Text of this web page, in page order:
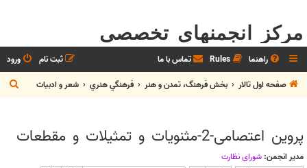
مرکز انجمنهای تخصصی
راهنما Rules تماس با ما ورود
ثبت نام
صفحه اول تالار
بخش فرهنگ، تمدن و هنر فرهنگي هنري شعر و ادبيات
س
پروین اعتصامی-2-مثنویات و تمثیلات و مقطعات
مدیر انجمن: شوراي نظارت